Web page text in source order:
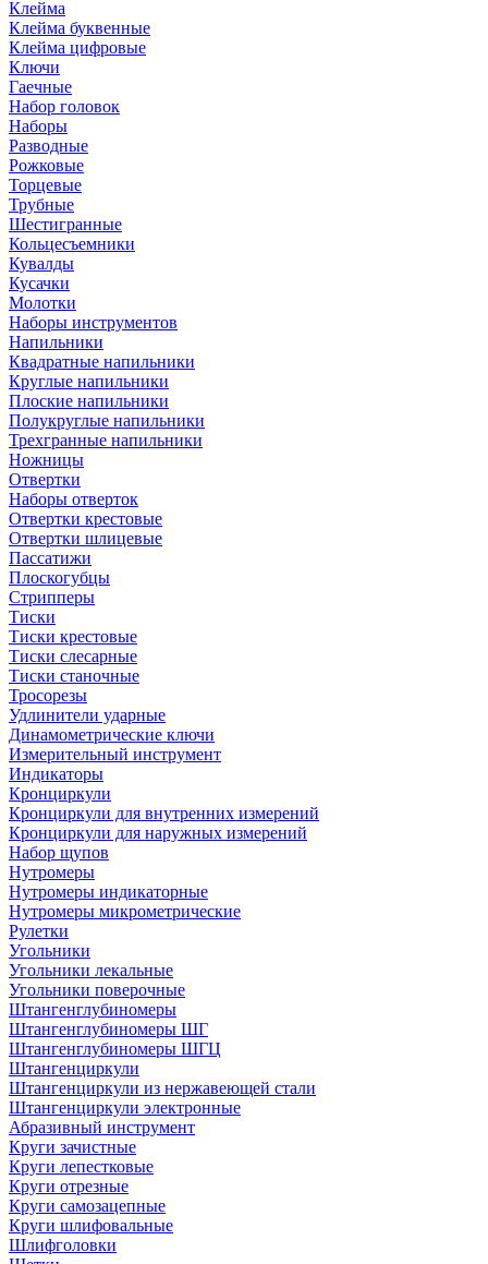
Клейма
Клейма буквенные
Клейма цифровые
Ключи
Гаечные
Набор головок
Наборы
Разводные
Рожковые
Торцевые
Трубные
Шестигранные
Кольцесъемники
Кувалды
Кусачки
Молотки
Наборы инструментов
Напильники
Квадратные напильники
Круглые напильники
Плоские напильники
Полукруглые напильники
Трехгранные напильники
Ножницы
Отвертки
Наборы отверток
Отвертки крестовые
Отвертки шлицевые
Пассатижи
Плоскогубцы
Стрипперы
Тиски
Тиски крестовые
Тиски слесарные
Тиски станочные
Тросорезы
Удлинители ударные
Динамометрические ключи
Измерительный инструмент
Индикаторы
Кронциркули
Кронциркули для внутренних измерений
Кронциркули для наружных измерений
Набор щупов
Нутромеры
Нутромеры индикаторные
Нутромеры микрометрические
Рулетки
Угольники
Угольники лекальные
Угольники поверочные
Штангенглубиномеры
Штангенглубиномеры ШГ
Штангенглубиномеры ШГЦ
Штангенциркули
Штангенциркули из нержавеющей стали
Штангенциркули электронные
Абразивный инструмент
Круги зачистные
Круги лепестковые
Круги отрезные
Круги самозацепные
Круги шлифовальные
Шлифголовки